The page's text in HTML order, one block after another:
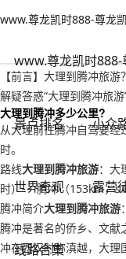
www.尊龙凯时888-尊龙
www.尊龙凯时888-
景点排名 小众
世界奇观 露营
线路合集
www.尊龙凯时888-尊龙凯
大理到腾冲旅游？大理
【前言】大理到腾冲旅
解疑答惑“大理到腾冲旅游
大理到腾冲多少公里?
从大理前往腾冲自驾要经
时。
路线大理到腾冲旅游：大
时）-－腾冲（153km，
腾冲简介大理到腾冲旅游：
腾冲是著名的侨乡、文献
冲在西汉时称滇越，大理